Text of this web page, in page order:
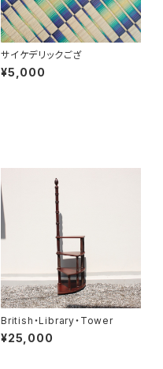
サイケデリックござ
¥5,000
British・Library・Tower
¥25,000